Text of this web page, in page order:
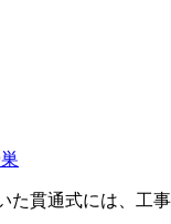
貫通式には、工